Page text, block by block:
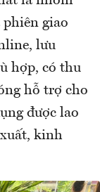
giao
lưu
hợp, có thu
hỗ trợ cho
được lao
kinh